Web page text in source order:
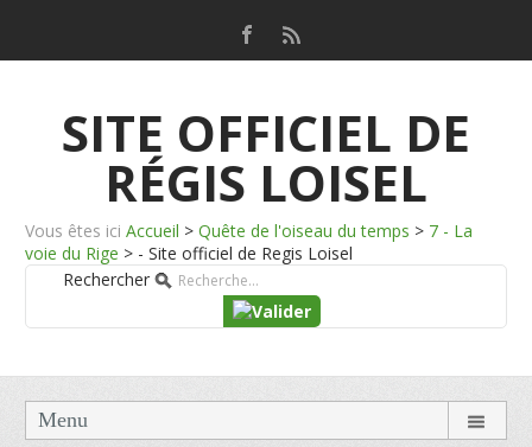
SITE OFFICIEL DE
RÉGIS LOISEL
Vous êtes ici Accueil > Quête de l'oiseau du temps > 7 - La
voie du Rige > - Site officiel de Regis Loisel
Rechercher
Menu